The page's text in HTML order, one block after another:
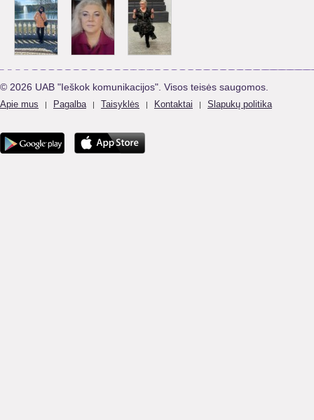
© 2026 UAB "Ieškok komunikacijos". Visos teisės saugomos.
Apie mus | Pagalba | Taisyklės | Kontaktai | Slapukų politika